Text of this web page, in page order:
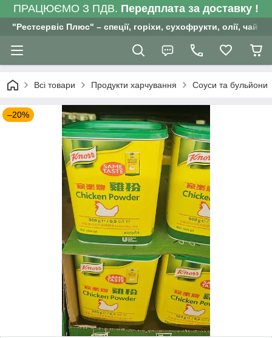
ПРАЦЮЄМО З ПДВ. Передплата за доставку !
"Рестсервіс Плюс" – спеції, горіхи, сухофрукти, олії, чай ,
Всі товари Продукти харчування Соуси та бульйони
–20%